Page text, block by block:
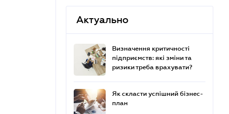
Актуально
Визначення критичності
підприємств: які зміни та
ризики треба врахувати?
Як скласти успішний бізнес-
план